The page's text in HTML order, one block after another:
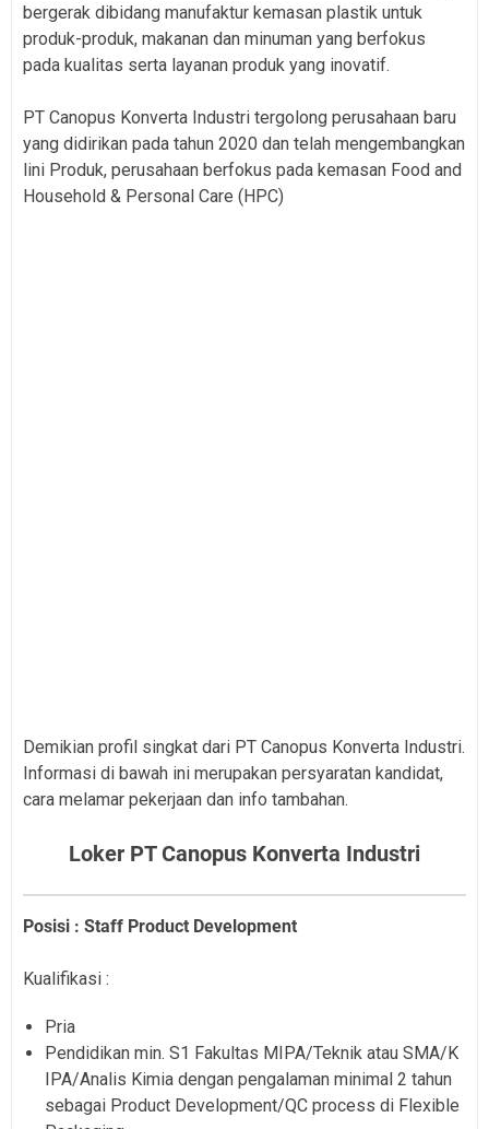
bergerak dibidang manufaktur kemasan plastik untuk
produk-produk, makanan dan minuman yang berfokus
pada kualitas serta layanan produk yang inovatif.
PT Canopus Konverta Industri tergolong perusahaan baru
yang didirikan pada tahun 2020 dan telah mengembangkan
lini Produk, perusahaan berfokus pada kemasan Food and
Household & Personal Care (HPC)
Demikian profil singkat dari PT Canopus Konverta Industri.
Informasi di bawah ini merupakan persyaratan kandidat,
cara melamar pekerjaan dan info tambahan.
Loker PT Canopus Konverta Industri
Posisi : Staff Product Development
Kualifikasi :
Pria
Pendidikan min. S1 Fakultas MIPA/Teknik atau SMA/K
IPA/Analis Kimia dengan pengalaman minimal 2 tahun
sebagai Product Development/QC process di Flexible